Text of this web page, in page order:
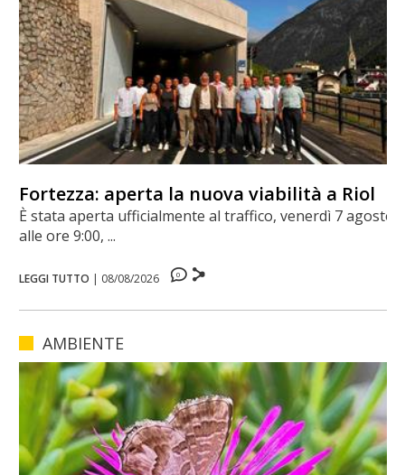
Fortezza: aperta la nuova viabilità a Riol
È stata aperta ufficialmente al traffico, venerdì 7 agosto
alle ore 9:00, ...
LEGGI TUTTO | 08/08/2026 0
AMBIENTE